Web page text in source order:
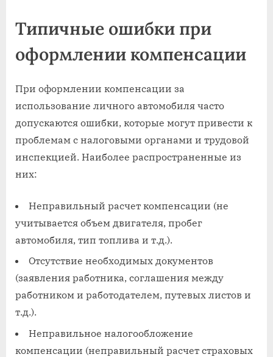
Типичные ошибки при
оформлении компенсации
При оформлении компенсации за
использование личного автомобиля часто
допускаются ошибки, которые могут привести к
проблемам с налоговыми органами и трудовой
инспекцией. Наиболее распространенные из
них:
Неправильный расчет компенсации (не
учитывается объем двигателя, пробег
автомобиля, тип топлива и т.д.).
Отсутствие необходимых документов
(заявления работника, соглашения между
работником и работодателем, путевых листов и
т.д.).
Неправильное налогообложение
компенсации (неправильный расчет страховых